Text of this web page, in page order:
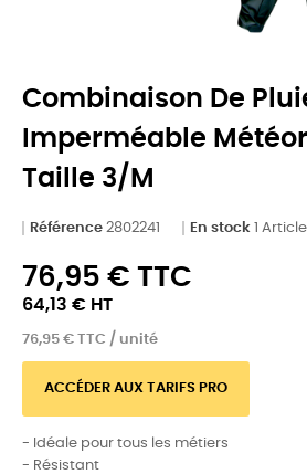
Combinaison De
Imperméable
Taille 3/M
Référence 2802241 En stock 1 Article
76,95 € TTC
64,13 € HT
76,95 € TTC / unité
ACCÉDER AUX TARIFS PRO
- Idéale pour tous les métiers
- Résistant